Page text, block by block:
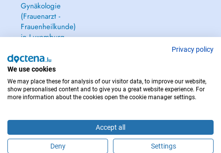
Buchen Sie einen Termin
Gynäkologie
(Frauenarzt -
Frauenheilkunde)
in Luxemburg
IM NOTFALL WENDEN SIE SICH AN : 112
Privacy policy
We use cookies
We may place these for analysis of our visitor data, to improve our website,
show personalised content and to give you a great website experience. For
more information about the cookies open the cookie manager settings.
Accept all
Deny Settings